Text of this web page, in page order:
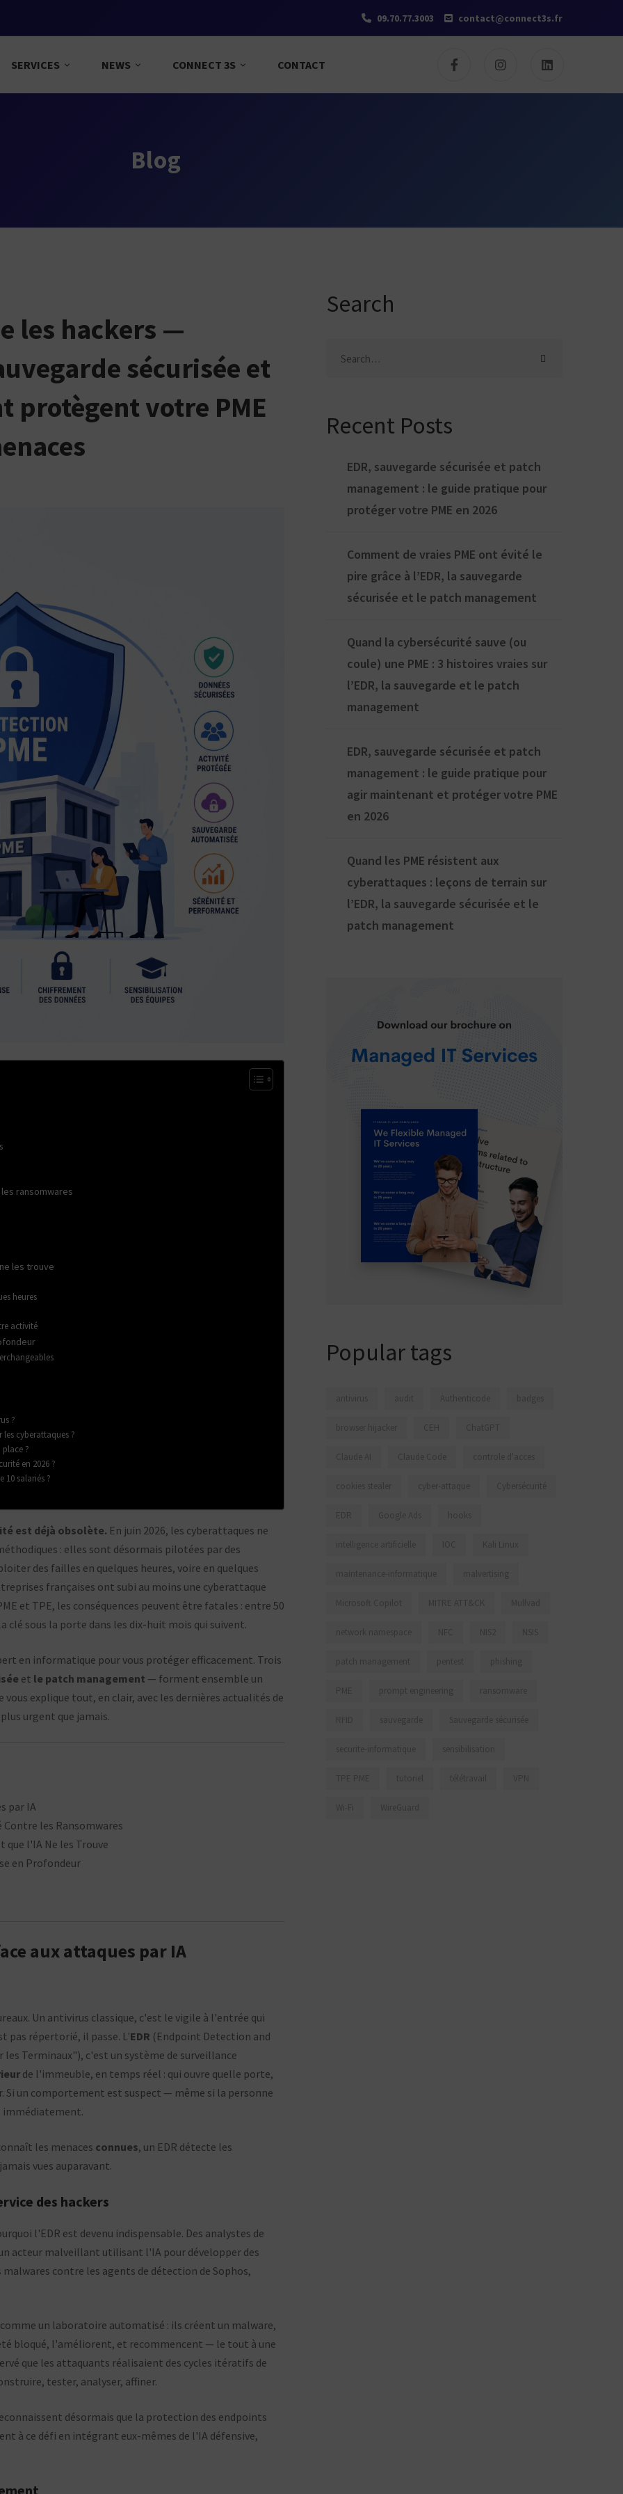
09.70.77.3003 contact@connect3s.fr
SERVICES NEWS CONNECT 3S CONTACT
Blog
les hackers —
sécurisée et
protègent votre PME
ransomwares
les trouve
heures
activité
?
cyberattaques ?
place ?
en 2026 ?
10 salariés ?
est déjà obsolète. En juin 2026, les cyberattaques ne
: elles sont désormais pilotées par des
des failles en quelques heures, voire en quelques
françaises ont subi au moins une cyberattaque
et TPE, les conséquences peuvent être fatales : entre 50
clé sous la porte dans les dix-huit mois qui suivent.
en informatique pour vous protéger efficacement. Trois
et le patch management — forment ensemble un
explique tout, en clair, avec les dernières actualités de
urgent que jamais.
par IA
Contre les Ransomwares
que l'IA Ne les Trouve
en Profondeur
aux attaques par IA
Un antivirus classique, c'est le vigile à l'entrée qui
pas répertorié, il passe. L'EDR (Endpoint Detection and
Terminaux"), c'est un système de surveillance
de l'immeuble, en temps réel : qui ouvre quelle porte,
Si un comportement est suspect — même si la personne
immédiatement.
les menaces connues, un EDR détecte les
vues auparavant.
des hackers
l'EDR est devenu indispensable. Des analystes de
acteur malveillant utilisant l'IA pour développer des
contre les agents de détection de Sophos,
un laboratoire automatisé : ils créent un malware,
bloqué, l'améliorent, et recommencent — le tout à une
que les attaquants réalisaient des cycles itératifs de
tester, analyser, affiner.
désormais que la protection des endpoints
à ce défi en intégrant eux-mêmes de l'IA défensive,
Search
for:
Recent Posts
EDR, sauvegarde sécurisée et patch
management : le guide pratique pour
protéger votre PME en 2026
Comment de vraies PME ont évité le
pire grâce à l’EDR, la sauvegarde
sécurisée et le patch management
Quand la cybersécurité sauve (ou
coule) une PME : 3 histoires vraies sur
l’EDR, la sauvegarde et le patch
management
EDR, sauvegarde sécurisée et patch
management : le guide pratique pour
agir maintenant et protéger votre PME
en 2026
Quand les PME résistent aux
cyberattaques : leçons de terrain sur
l’EDR, la sauvegarde sécurisée et le
patch management
Popular tags